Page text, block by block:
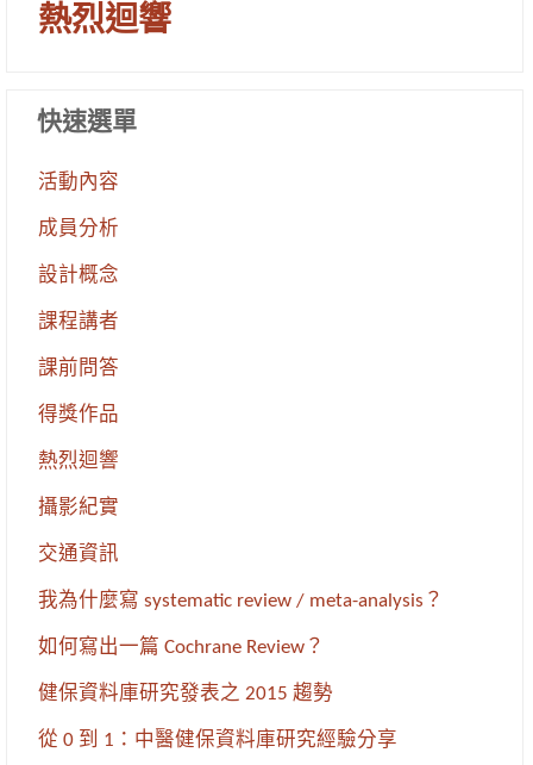
熱烈迴響
快速選單
活動內容
成員分析
設計概念
課程講者
課前問答
得獎作品
熱烈迴響
攝影紀實
交通資訊
我為什麼寫 systematic review / meta-analysis？
如何寫出一篇 Cochrane Review？
健保資料庫研究發表之 2015 趨勢
從 0 到 1：中醫健保資料庫研究經驗分享